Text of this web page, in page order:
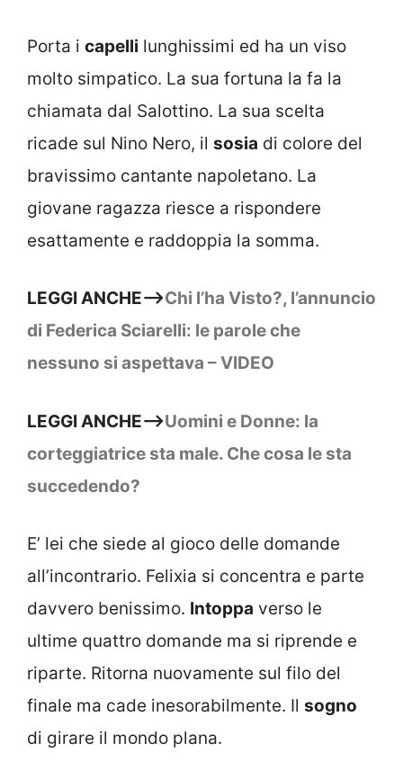
Porta i capelli lunghissimi ed ha un viso
molto simpatico. La sua fortuna la fa la
chiamata dal Salottino. La sua scelta
ricade sul Nino Nero, il sosia di colore del
bravissimo cantante napoletano. La
giovane ragazza riesce a rispondere
esattamente e raddoppia la somma.
LEGGI ANCHE–>Chi l’ha Visto?, l’annuncio
di Federica Sciarelli: le parole che
nessuno si aspettava – VIDEO
LEGGI ANCHE–>Uomini e Donne: la
corteggiatrice sta male. Che cosa le sta
succedendo?
E’ lei che siede al gioco delle domande
all’incontrario. Felixia si concentra e parte
davvero benissimo. Intoppa verso le
ultime quattro domande ma si riprende e
riparte. Ritorna nuovamente sul filo del
finale ma cade inesorabilmente. Il sogno
di girare il mondo plana.